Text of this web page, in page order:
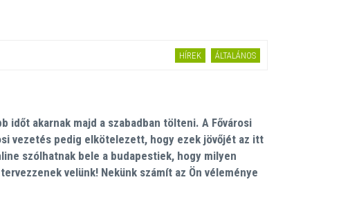
HÍREK ÁLTALÁNOS
akarnak majd a szabadban tölteni. A Fővárosi
vezetés pedig elkötelezett, hogy ezek jövőjét az itt
szólhatnak bele a budapestiek, hogy milyen
velünk! Nekünk számít az Ön véleménye